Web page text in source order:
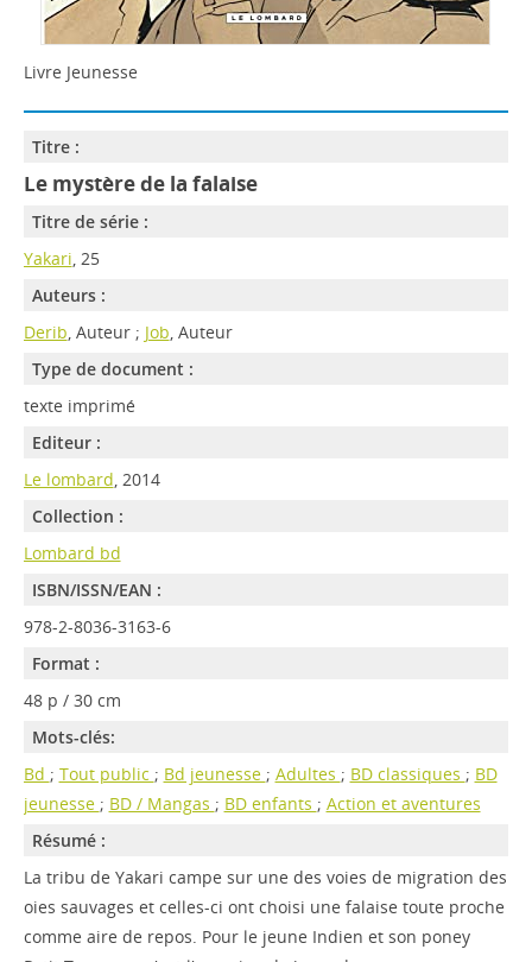
Livre Jeunesse
Titre :
Le mystère de la falaise
Titre de série :
Yakari, 25
Auteurs :
Derib, Auteur ; Job, Auteur
Type de document :
texte imprimé
Editeur :
Le lombard, 2014
Collection :
Lombard bd
ISBN/ISSN/EAN :
978-2-8036-3163-6
Format :
48 p / 30 cm
Mots-clés:
Bd ; Tout public ; Bd jeunesse ; Adultes ; BD classiques ; BD
jeunesse ; BD / Mangas ; BD enfants ; Action et aventures
Résumé :
La tribu de Yakari campe sur une des voies de migration des
oies sauvages et celles-ci ont choisi une falaise toute proche
comme aire de repos. Pour le jeune Indien et son poney